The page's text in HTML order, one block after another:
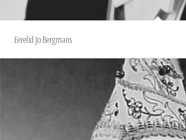
Eerelid Jo Bergmans